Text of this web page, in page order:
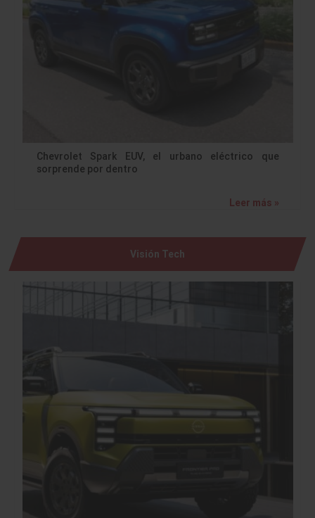
Chevrolet Spark EUV, el urbano eléctrico que
sorprende por dentro
Leer más »
Visión Tech